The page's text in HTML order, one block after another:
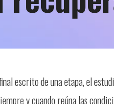
escrito de una etapa, el
y cuando reúna las